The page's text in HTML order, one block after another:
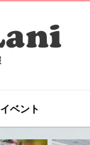
イベント